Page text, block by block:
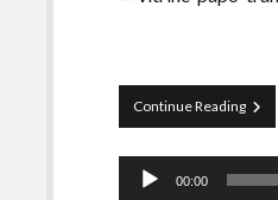
Continue ReadingPapo
Tocador
00:00